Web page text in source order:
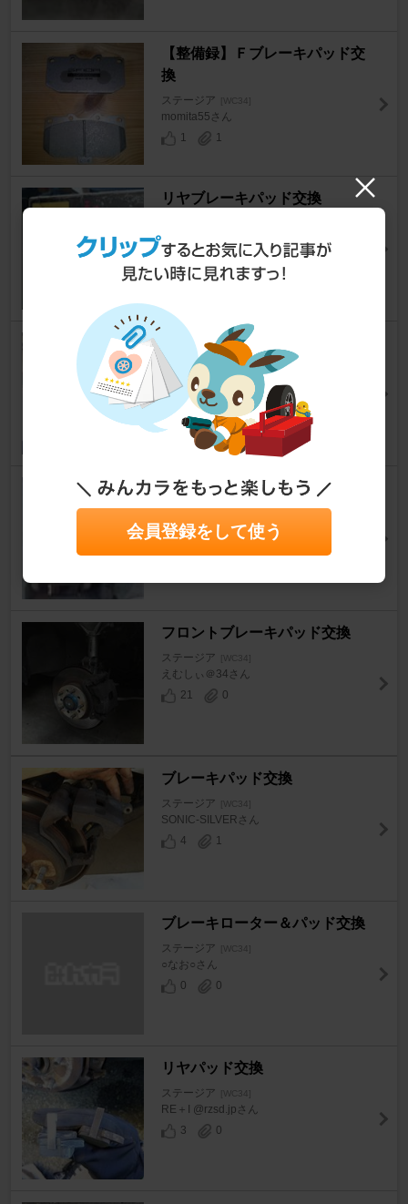
【整備録】Ｆブレーキパッド交
換
ステージア [WC34]
momita55さん
1
1
リヤブレーキパッド交換
夜明 日出夫さん
1
0
ブレーキパッド交換
ステージア [WC34]
ふれーむらいなーさん
1
0
プロミューBSPECに交換 260
RS
ステージア [WC34]
フロントブレーキパッド交換
ステージア [WC34]
えむしぃ＠34さん
21
0
ブレーキパッド交換
ステージア [WC34]
SONIC-SILVERさん
4
1
ブレーキローター＆パッド交換
ステージア [WC34]
○なお○さん
0
0
リヤパッド交換
ステージア [WC34]
RE＋I @rzsd.jpさん
3
0
会員登録をして使う